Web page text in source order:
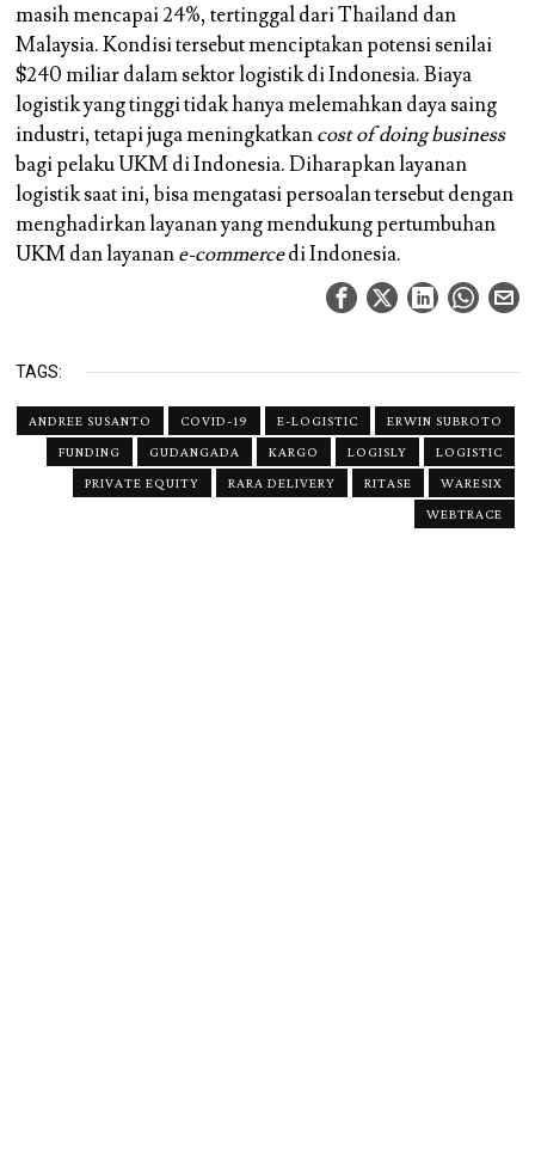
masih mencapai 24%, tertinggal dari Thailand dan
Malaysia. Kondisi tersebut menciptakan potensi senilai
$240 miliar dalam sektor logistik di Indonesia. Biaya
logistik yang tinggi tidak hanya melemahkan daya saing
industri, tetapi juga meningkatkancost of doing business
bagi pelaku UKM di Indonesia. Diharapkan layanan
logistik saat ini, bisa mengatasi persoalan tersebut dengan
menghadirkan layanan yang mendukung pertumbuhan
UKM dan layanane-commercedi Indonesia.
TAGS:
ANDREE SUSANTO COVID-19 E-LOGISTIC
ERWIN SUBROTO
FUNDING
GUDANGADA KARGO LOGISLY
LOGISTIC
PRIVATE EQUITY
RARA DELIVERY RITASE
WARESIX
WEBTRACE